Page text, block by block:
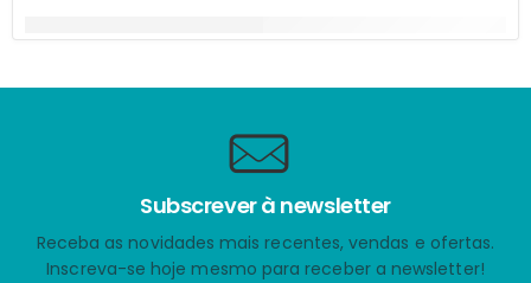
Subscrever à newsletter
Receba as novidades mais recentes, vendas e ofertas.
Inscreva-se hoje mesmo para receber a newsletter!